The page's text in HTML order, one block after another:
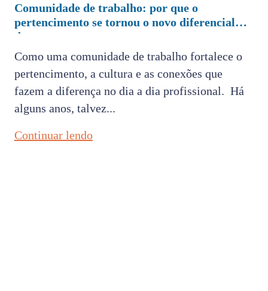
Comunidade de trabalho: por que o
pertencimento se tornou o novo diferencial
das empresas
Como uma comunidade de trabalho fortalece o
pertencimento, a cultura e as conexões que
fazem a diferença no dia a dia profissional. Há
alguns anos, talvez...
Continuar lendo